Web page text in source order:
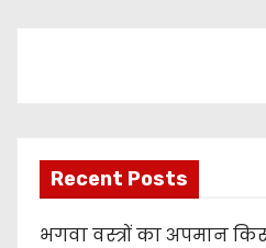
Recent Posts
भगवा वस्त्रों का अपमान